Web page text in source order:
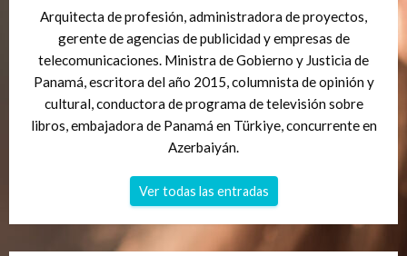
Arquitecta de profesión, administradora de proyectos,
gerente de agencias de publicidad y empresas de
telecomunicaciones. Ministra de Gobierno y Justicia de
Panamá, escritora del año 2015, columnista de opinión y
cultural, conductora de programa de televisión sobre
libros, embajadora de Panamá en Türkiye, concurrente en
Azerbaiyán.
Ver todas las entradas